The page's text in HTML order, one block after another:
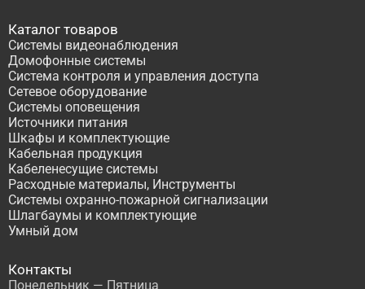
Каталог товаров
Системы видеонаблюдения
Домофонные системы
Система контроля и управления доступа
Сетевое оборудование
Системы оповещения
Источники питания
Шкафы и комплектующие
Кабельная продукция
Кабеленесущие системы
Расходные материалы, Инструменты
Системы охранно-пожарной сигнализации
Шлагбаумы и комплектующие
Умный дом
Контакты
Понедельник — Пятница